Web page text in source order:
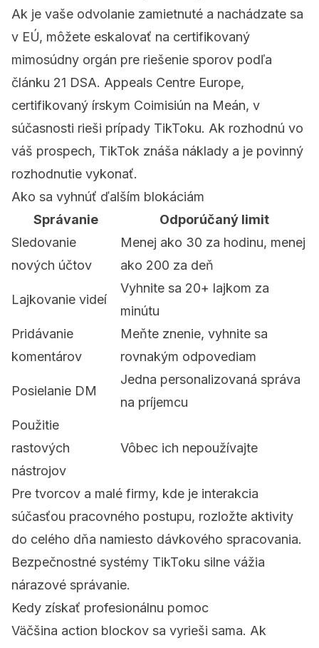
Ak je vaše odvolanie zamietnuté a nachádzate sa
v EÚ, môžete eskalovať na certifikovaný
mimosúdny orgán pre riešenie sporov podľa
článku 21 DSA. Appeals Centre Europe,
certifikovaný írskym Coimisiún na Meán, v
súčasnosti rieši prípady TikToku. Ak rozhodnú vo
váš prospech, TikTok znáša náklady a je povinný
rozhodnutie vykonať.
Ako sa vyhnúť ďalším blokáciám
Správanie
Odporúčaný limit
Sledovanie
nových účtov
Menej ako 30 za hodinu, menej
ako 200 za deň
Lajkovanie videí
Vyhnite sa 20+ lajkom za
minútu
Pridávanie
komentárov
Meňte znenie, vyhnite sa
rovnakým odpovediam
Posielanie DM
Jedna personalizovaná správa
na príjemcu
Použitie
rastových
nástrojov
Vôbec ich nepoužívajte
Pre tvorcov a malé firmy, kde je interakcia
súčasťou pracovného postupu, rozložte aktivity
do celého dňa namiesto dávkového spracovania.
Bezpečnostné systémy TikToku silne vážia
nárazové správanie.
Kedy získať profesionálnu pomoc
Väčšina action blockov sa vyrieši sama. Ak